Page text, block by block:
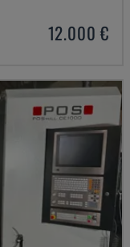
12.000 €